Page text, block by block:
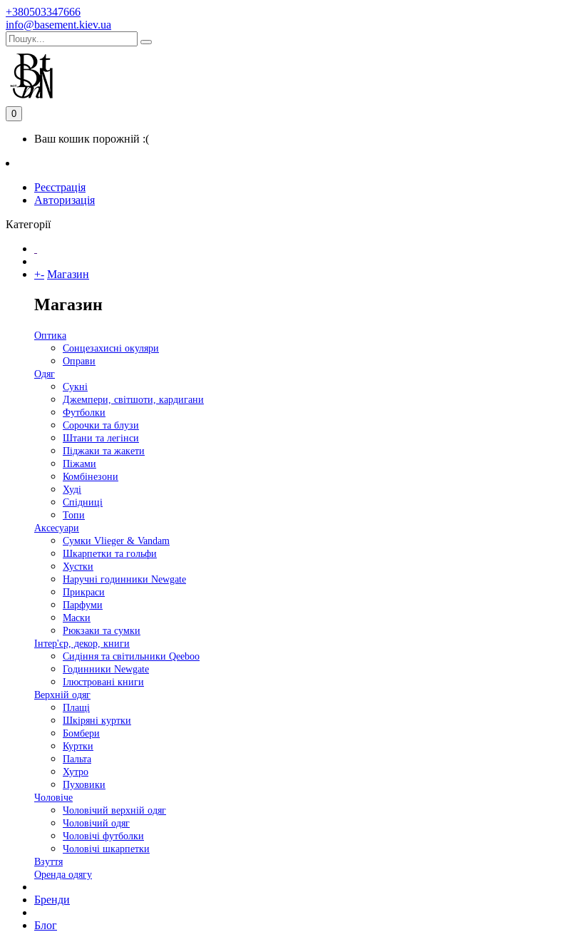
+380503347666
info@basement.kiev.ua
0
Ваш кошик порожній :(
Реєстрація
Авторизація
Категорії
+- Магазин
Магазин
Оптика
Сонцезахисні окуляри
Оправи
Одяг
Сукні
Джемпери, світшоти, кардигани
Футболки
Сорочки та блузи
Штани та легінси
Піджаки та жакети
Піжами
Комбінезони
Худі
Спідниці
Топи
Аксесуари
Сумки Vlieger & Vandam
Шкарпетки та гольфи
Хустки
Наручні годинники Newgate
Прикраси
Парфуми
Маски
Рюкзаки та сумки
Інтер'єр, декор, книги
Сидіння та світильники Qeeboo
Годинники Newgate
Ілюстровані книги
Верхній одяг
Плащі
Шкіряні куртки
Бомбери
Куртки
Пальта
Хутро
Пуховики
Чоловіче
Чоловічий верхній одяг
Чоловічий одяг
Чоловічі футболки
Чоловічі шкарпетки
Взуття
Оренда одягу
Бренди
Блог